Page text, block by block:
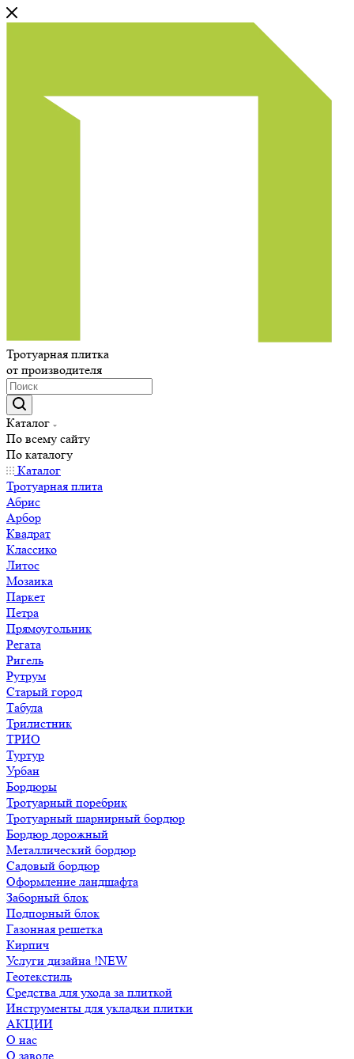
Тротуарная плитка
от производителя
Каталог
По всему сайту
По каталогу
Каталог
Тротуарная плита
Абрис
Арбор
Квадрат
Классико
Литос
Мозаика
Паркет
Петра
Прямоугольник
Регата
Ригель
Рутрум
Старый город
Табула
Трилистник
ТРИО
Туртур
Урбан
Бордюры
Тротуарный поребрик
Тротуарный шарнирный бордюр
Бордюр дорожный
Металлический бордюр
Садовый бордюр
Оформление ландшафта
Заборный блок
Подпорный блок
Газонная решетка
Кирпич
Услуги дизайна !NEW
Геотекстиль
Средства для ухода за плиткой
Инструменты для укладки плитки
АКЦИИ
О нас
О заводе